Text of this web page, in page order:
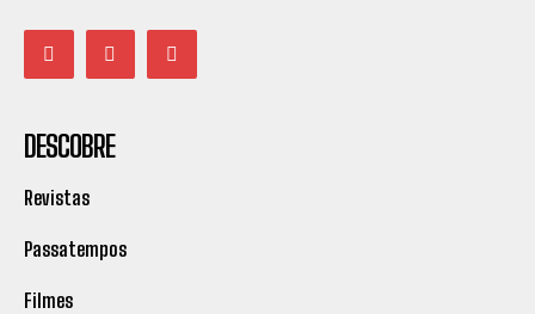
DESCOBRE
Revistas
Passatempos
Filmes